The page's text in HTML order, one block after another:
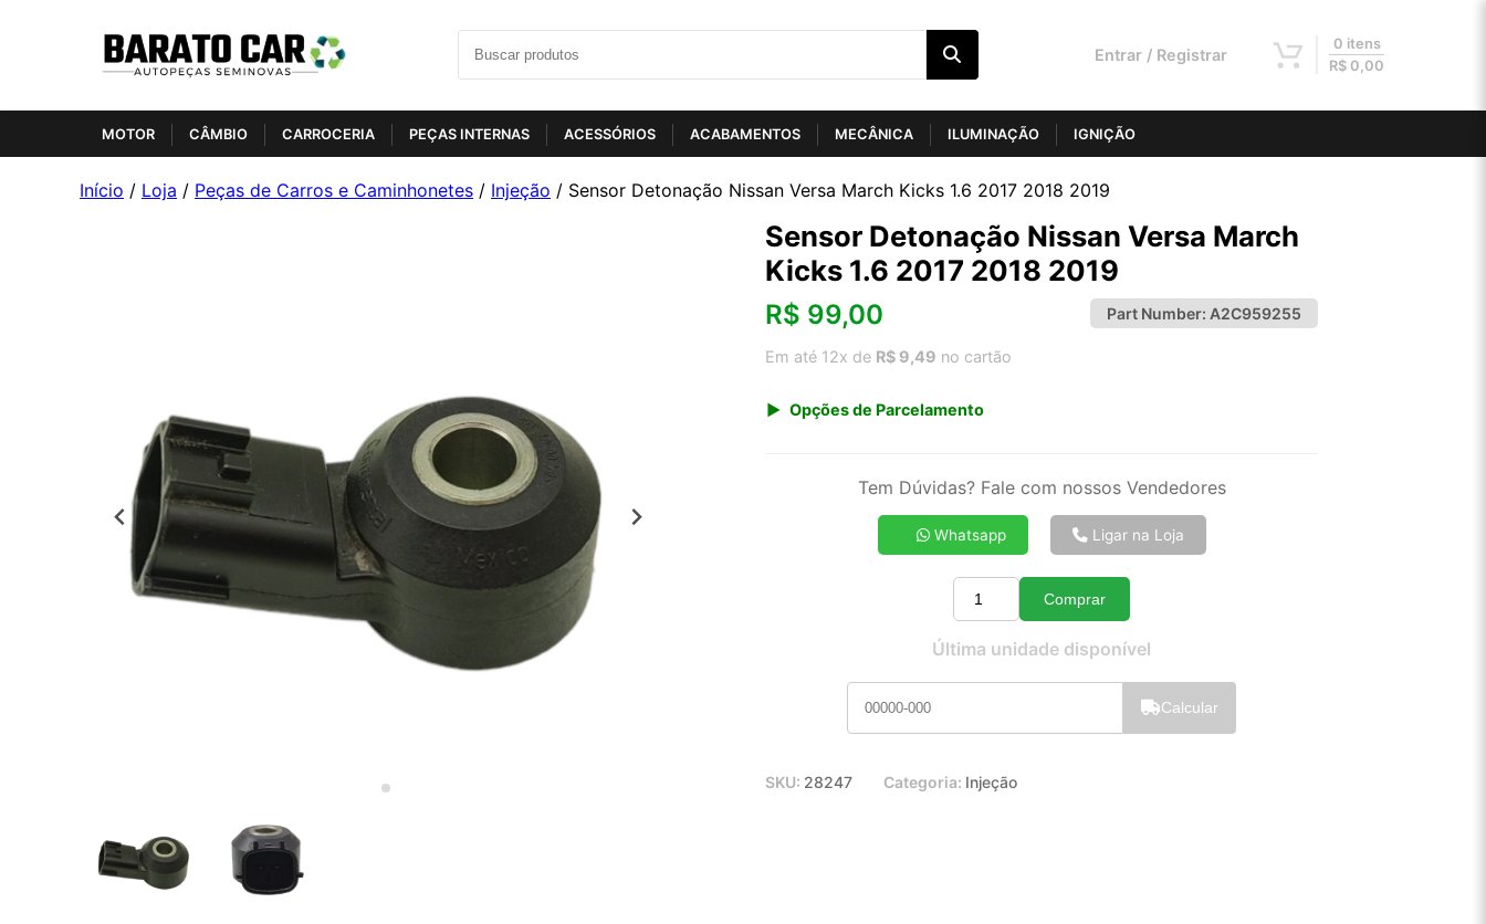
Entrar / Registrar
0 itens
R$ 0,00
MOTOR CÂMBIO CARROCERIA PEÇAS INTERNAS ACESSÓRIOS ACABAMENTOS MECÂNICA ILUMINAÇÃO IGNIÇÃO
Início / Loja / Peças de Carros e Caminhonetes / Injeção / Sensor Detonação Nissan Versa March Kicks 1.6 2017 2018 2019
Sensor Detonação Nissan Versa March
Kicks 1.6 2017 2018 2019
R$ 99,00 Part Number: A2C959255
Em até 12x de R$ 9,49 no cartão
Opções de Parcelamento
8x de R$ 13,84
10x de R$ 11,22
12x de R$ 9,49
Tem Dúvidas? Fale com nossos Vendedores
Whatsapp Ligar na Loja
Quantidade
Comprar
Última unidade disponível
Calcular
SKU: 28247 Categoria: Injeção